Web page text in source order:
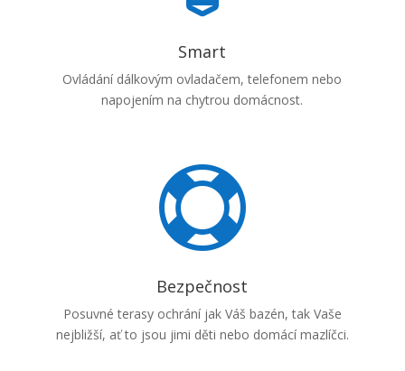
Smart
Ovládání dálkovým ovladačem, telefonem nebo
napojením na chytrou domácnost.

Bezpečnost
Posuvné terasy ochrání jak Váš bazén, tak Vaše
nejbližší, ať to jsou jimi děti nebo domácí mazlíčci.